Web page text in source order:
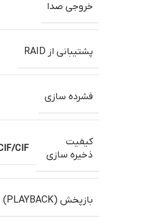
خروجی صدا
پشتیبانی از RAID
فشرده سازی
کیفیت
ذخیره سازی
CIF
بازپخش (PLAYBACK)